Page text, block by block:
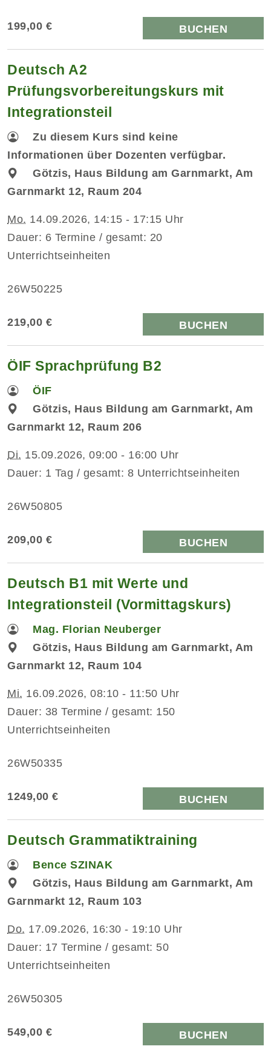
199,00 € BUCHEN
Deutsch A2
Prüfungsvorbereitungskurs mit
Integrationsteil
Zu diesem Kurs sind keine
Informationen über Dozenten verfügbar.
Götzis, Haus Bildung am Garnmarkt, Am
Garnmarkt 12, Raum 204
Mo. 14.09.2026, 14:15 - 17:15 Uhr
Dauer: 6 Termine / gesamt: 20
Unterrichtseinheiten
26W50225
219,00 € BUCHEN
ÖIF Sprachprüfung B2
ÖIF
Götzis, Haus Bildung am Garnmarkt, Am
Garnmarkt 12, Raum 206
Di. 15.09.2026, 09:00 - 16:00 Uhr
Dauer: 1 Tag / gesamt: 8 Unterrichtseinheiten
26W50805
209,00 € BUCHEN
Deutsch B1 mit Werte und
Integrationsteil (Vormittagskurs)
Mag. Florian Neuberger
Götzis, Haus Bildung am Garnmarkt, Am
Garnmarkt 12, Raum 104
Mi. 16.09.2026, 08:10 - 11:50 Uhr
Dauer: 38 Termine / gesamt: 150
Unterrichtseinheiten
26W50335
1249,00 € BUCHEN
Deutsch Grammatiktraining
Bence SZINAK
Götzis, Haus Bildung am Garnmarkt, Am
Garnmarkt 12, Raum 103
Do. 17.09.2026, 16:30 - 19:10 Uhr
Dauer: 17 Termine / gesamt: 50
Unterrichtseinheiten
26W50305
549,00 € BUCHEN